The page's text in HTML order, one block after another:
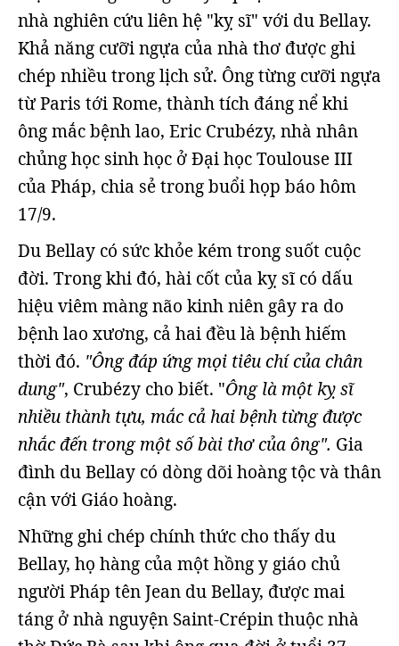
nhà nghiên cứu liên hệ "kỵ sĩ" với du Bellay.
Khả năng cưỡi ngựa của nhà thơ được ghi
chép nhiều trong lịch sử. Ông từng cưỡi ngựa
từ Paris tới Rome, thành tích đáng nể khi
ông mắc bệnh lao, Eric Crubézy, nhà nhân
chủng học sinh học ở Đại học Toulouse III
của Pháp, chia sẻ trong buổi họp báo hôm
17/9.
Du Bellay có sức khỏe kém trong suốt cuộc
đời. Trong khi đó, hài cốt của kỵ sĩ có dấu
hiệu viêm màng não kinh niên gây ra do
bệnh lao xương, cả hai đều là bệnh hiếm
thời đó. "Ông đáp ứng mọi tiêu chí của chân
dung", Crubézy cho biết. "Ông là một kỵ sĩ
nhiều thành tựu, mắc cả hai bệnh từng được
nhắc đến trong một số bài thơ của ông". Gia
đình du Bellay có dòng dõi hoàng tộc và thân
cận với Giáo hoàng.
Những ghi chép chính thức cho thấy du
Bellay, họ hàng của một hồng y giáo chủ
người Pháp tên Jean du Bellay, được mai
táng ở nhà nguyện Saint-Crépin thuộc nhà